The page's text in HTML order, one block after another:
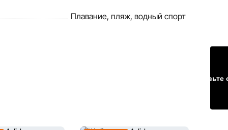
Плавание, пляж, водный спорт
Оставьте